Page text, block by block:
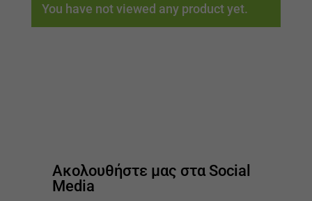
You have not viewed any product yet.
Ακολουθήστε μας στα Social
Media